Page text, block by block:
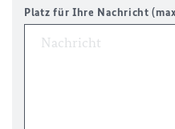
Platz für Ihre Nachricht